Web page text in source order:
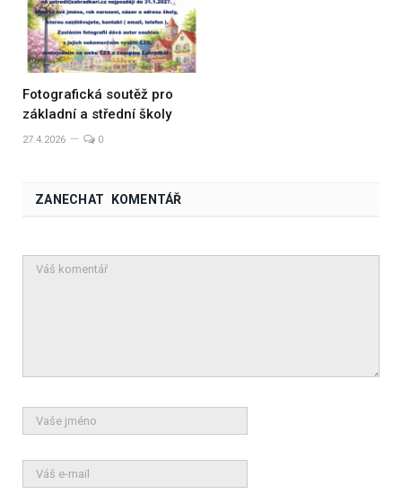
Fotografická soutěž pro
základní a střední školy
27.4.2026 0
ZANECHAT KOMENTÁŘ